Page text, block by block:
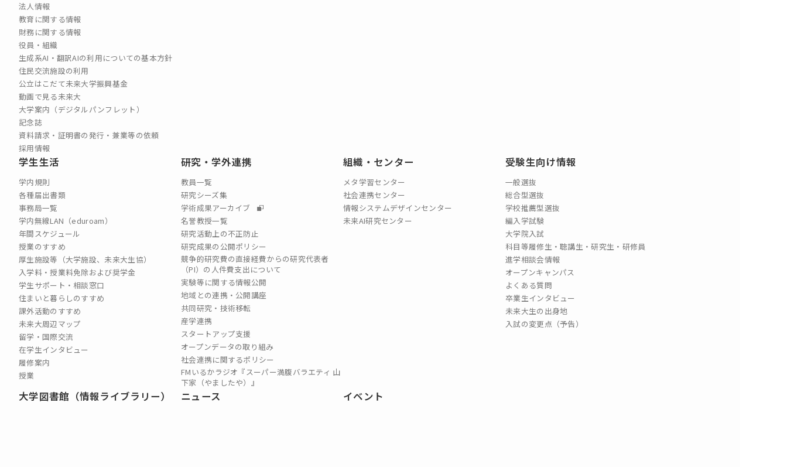
法人情報
教育に関する情報
財務に関する情報
役員・組織
生成系AI・翻訳AIの利用についての基本方針
住民交流施設の利用
公立はこだて未来大学振興基金
動画で見る未来大
大学案内（デジタルパンフレット）
記念誌
資料請求・証明書の発行・兼業等の依頼
採用情報
学生生活
学内規則
各種届出書類
事務局一覧
学内無線LAN（eduroam）
年間スケジュール
授業のすすめ
厚生施設等（大学施設、未来大生協）
入学料・授業料免除および奨学金
学生サポート・相談窓口
住まいと暮らしのすすめ
課外活動のすすめ
未来大周辺マップ
留学・国際交流
在学生インタビュー
履修案内
授業
研究・学外連携
教員一覧
研究シーズ集
学術成果アーカイブ
名誉教授一覧
研究活動上の不正防止
研究成果の公開ポリシー
競争的研究費の直接経費からの研究代表者
（PI）の⼈件費⽀出について
実験等に関する情報公開
地域との連携・公開講座
共同研究・技術移転
産学連携
スタートアップ支援
オープンデータの取り組み
社会連携に関するポリシー
FMいるかラジオ『スーパー満腹バラエティ 山
下家（やましたや）』
組織・センター
メタ学習センター
社会連携センター
情報システムデザインセンター
未来AI研究センター
受験生向け情報
一般選抜
総合型選抜
学校推薦型選抜
編入学試験
大学院入試
科目等履修生・聴講生・研究生・研修員
進学相談会情報
オープンキャンパス
よくある質問
卒業生インタビュー
未来大生の出身地
入試の変更点（予告）
大学図書館（情報ライブラリー） ニュース イベント